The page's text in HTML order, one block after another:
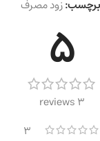
برچسب:زود مصرف
5
3 reviews
3